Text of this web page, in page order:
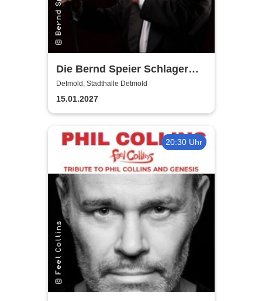
Die Bernd Speier Schlager
Revue Show
Detmold, Stadthalle Detmold
15.01.2027
20:30 Uhr